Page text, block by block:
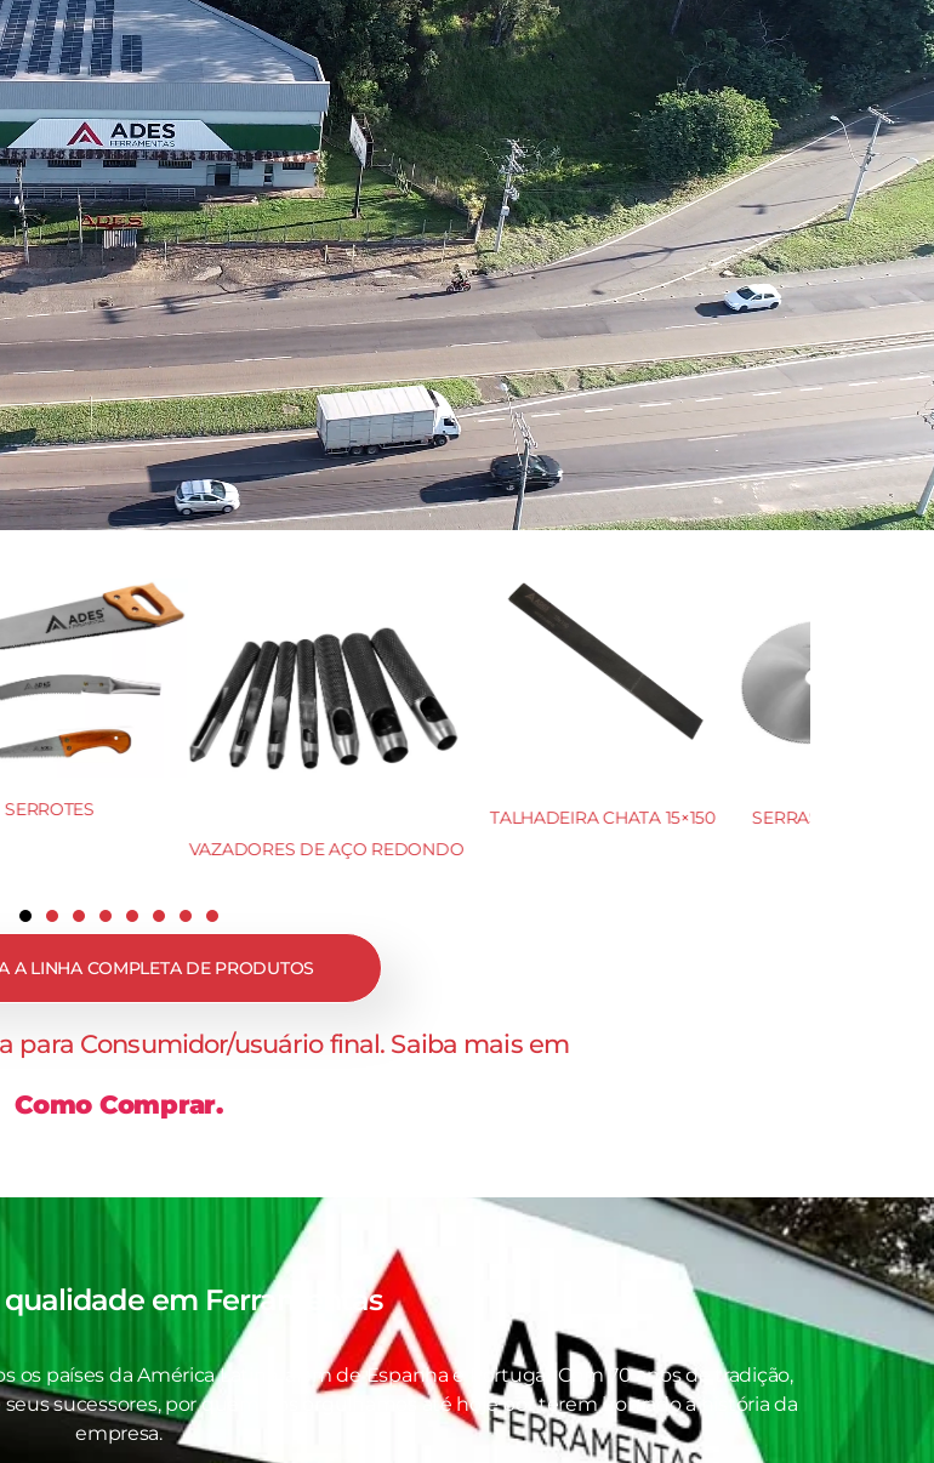
DE AÇO REDONDO
TALHADEIRA CHATA 15×150
SERRAS CIRCULARES HSS DIN
A LINHA COMPLETA DE PRODUTOS
para Consumidor/usuário final. Saiba mais em
Como Comprar.
qualidade em Ferramentas
países da América Latina, além de Espanha e Portugal. Com 70 anos de tradição,
sucessores, por quem nos orgulhamos até hoje por terem honrado a história da
empresa.